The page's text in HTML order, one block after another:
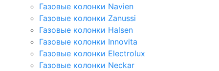
Газовые колонки Navien
Газовые колонки Zanussi
Газовые колонки Halsen
Газовые колонки Innovita
Газовые колонки Electrolux
Газовые колонки Neckar